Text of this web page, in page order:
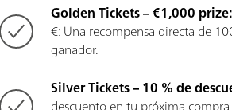
Golden Tickets – €1,000 prize:
€: Una recompensa directa de
ganador.
Silver Tickets – 10 % de